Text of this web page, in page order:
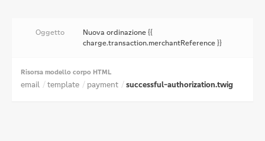
Oggetto
Nuova ordinazione {{
charge.transaction.merchantReference }}
Risorsa modello corpo HTML
email template payment successful-authorization.twig